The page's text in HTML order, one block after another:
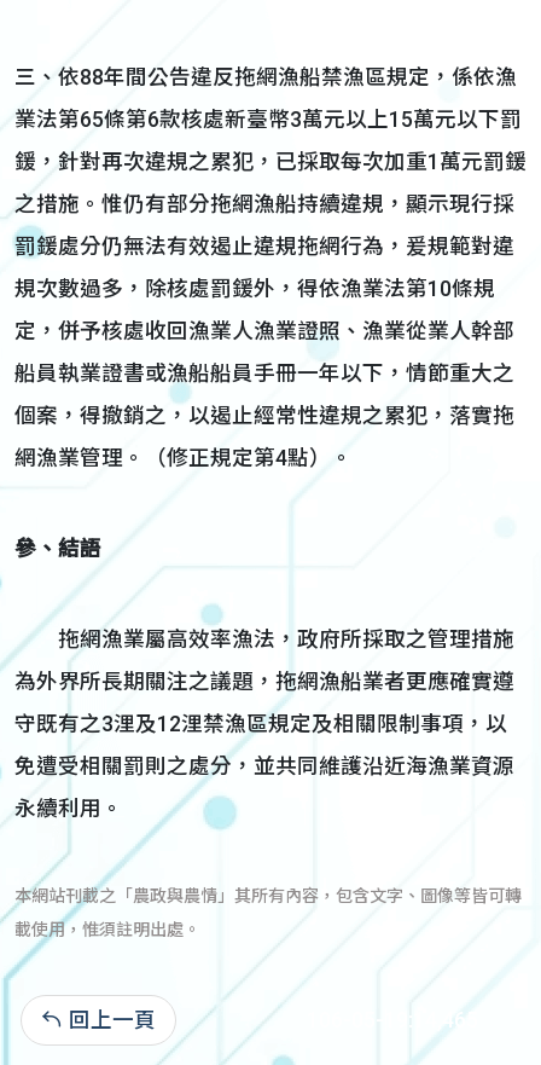
三、依88年間公告違反拖網漁船禁漁區規定，係依漁
業法第65條第6款核處新臺幣3萬元以上15萬元以下罰
鍰，針對再次違規之累犯，已採取每次加重1萬元罰鍰
之措施。惟仍有部分拖網漁船持續違規，顯示現行採
罰鍰處分仍無法有效遏止違規拖網行為，爰規範對違
規次數過多，除核處罰鍰外，得依漁業法第10條規
定，併予核處收回漁業人漁業證照、漁業從業人幹部
船員執業證書或漁船船員手冊一年以下，情節重大之
個案，得撤銷之，以遏止經常性違規之累犯，落實拖
網漁業管理。（修正規定第4點）。
參、結語
拖網漁業屬高效率漁法，政府所採取之管理措施
為外界所長期關注之議題，拖網漁船業者更應確實遵
守既有之3浬及12浬禁漁區規定及相關限制事項，以
免遭受相關罰則之處分，並共同維護沿近海漁業資源
永續利用。
本網站刊載之「農政與農情」其所有內容，包含文字、圖像等皆可轉
載使用，惟須註明出處。
回上一頁 106-05-19:14,465